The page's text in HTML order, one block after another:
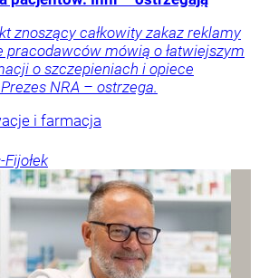
znoszący całkowity zakaz reklamy
pracodawców mówią o łatwiejszym
o szczepieniach i opiece
NRA – ostrzega.
i farmacja